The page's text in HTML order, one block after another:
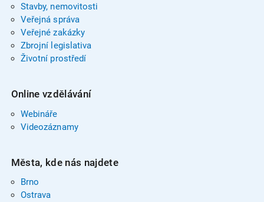
Stavby, nemovitosti
Veřejná správa
Veřejné zakázky
Zbrojní legislativa
Životní prostředí
Online vzdělávání
Webináře
Videozáznamy
Města, kde nás najdete
Brno
Ostrava